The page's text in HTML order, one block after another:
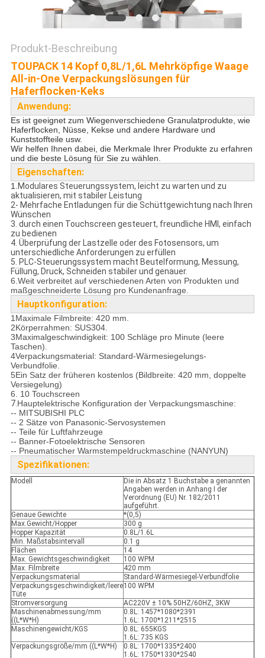
Produkt-Beschreibung
TOUPACK 14 Kopf 0,8L/1,6L Mehrköpfige Waage
All-in-One Verpackungslösungen für
Haferflocken-Keks
Anwendung:
Es ist geeignet zum Wiegenverschiedene Granulatprodukte, wie
Haferflocken, Nüsse, Kekse und andere Hardware und
Kunststoffteile usw.
Wir helfen Ihnen dabei, die Merkmale Ihrer Produkte zu erfahren
und die beste Lösung für Sie zu wählen.
Eigenschaften:
1.Modulares Steuerungssystem, leicht zu warten und zu
aktualisieren, mit stabiler Leistung
2- Mehrfache Entladungen für die Schüttgewichtung nach Ihren
Wünschen
3. durch einen Touchscreen gesteuert, freundliche HMI, einfach
zu bedienen
4. Überprüfung der Lastzelle oder des Fotosensors, um
unterschiedliche Anforderungen zu erfüllen
5. PLC-Steuerungssystem macht Beutelformung, Messung,
Füllung, Druck, Schneiden stabiler und genauer.
6.Weit verbreitet auf verschiedenen Arten von Produkten und
maßgeschneiderte Lösung pro Kundenanfrage.
Hauptkonfiguration:
1Maximale Filmbreite: 420 mm.
2Körperrahmen: SUS304.
3Maximalgeschwindigkeit: 100 Schläge pro Minute (leere
Taschen).
4Verpackungsmaterial: Standard-Wärmesiegelungs-
Verbundfolie.
5Ein Satz der früheren kostenlos (Bildbreite: 420 mm, doppelte
Versiegelung)
6. 10 Touchscreen
7.Hauptelektrische Konfiguration der Verpackungsmaschine:
-- MITSUBISHI PLC
-- 2 Sätze von Panasonic-Servosystemen
-- Teile für Luftfahrzeuge
-- Banner-Fotoelektrische Sensoren
-- Pneumatischer Warmstempeldruckmaschine (NANYUN)
Spezifikationen:
Modell
Die in Absatz 1 Buchstabe a genannten
Angaben werden in Anhang I der
Verordnung (EU) Nr. 182/2011
aufgeführt.
Genaue Gewichte
*(0,5)
Max.Gewicht/Hopper
300 g
Hopper Kapazität
0.8L/1.6L
Min. Maßstabsintervall
0.1 g
Flächen
14
Max. Gewichtsgeschwindigkeit
100 WPM
Max. Filmbreite
420 mm
Verpackungsmaterial
Standard-Wärmesiegel-Verbundfolie
Verpackungsgeschwindigkeit/leere
Tüte
100 WPM
Stromversorgung
AC220V ± 10% 50HZ/60HZ, 3KW
Maschinenabmessung/mm
((L*W*H)
0.8L: 1457*1080*2391
1.6L: 1700*1211*2515
Maschinengewicht/KGS
0.8L: 655KGS
1.6L: 735 KGS
Verpackungsgröße/mm ((L*W*H)
0.8L: 1700*1335*2400
1.6L: 1750*1330*2540